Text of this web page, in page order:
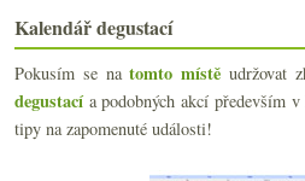
Pravý původ frankovky s lahví od
Pár skleniček z Ukrajiny
Revolution Pink Solera a Les
Riesling z Forstu a Albariño z
►března(22)
Kalendář degustací
Pokusím se natomto místě udržovat
degustacía podobných akcí především
tipy na zapomenuté události!